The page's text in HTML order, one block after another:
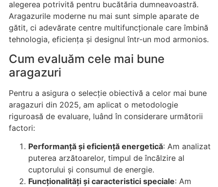
alegerea potrivită pentru bucătăria dumneavoastră.
Aragazurile moderne nu mai sunt simple aparate de
gătit, ci adevărate centre multifuncționale care îmbină
tehnologia, eficiența și designul într-un mod armonios.
Cum evaluăm cele mai bune
aragazuri
Pentru a asigura o selecție obiectivă a celor mai bune
aragazuri din 2025, am aplicat o metodologie
riguroasă de evaluare, luând în considerare următorii
factori:
Performanță și eficiență energetică: Am analizat
puterea arzătoarelor, timpul de încălzire al
cuptorului și consumul de energie.
Funcționalități și caracteristici speciale: Am